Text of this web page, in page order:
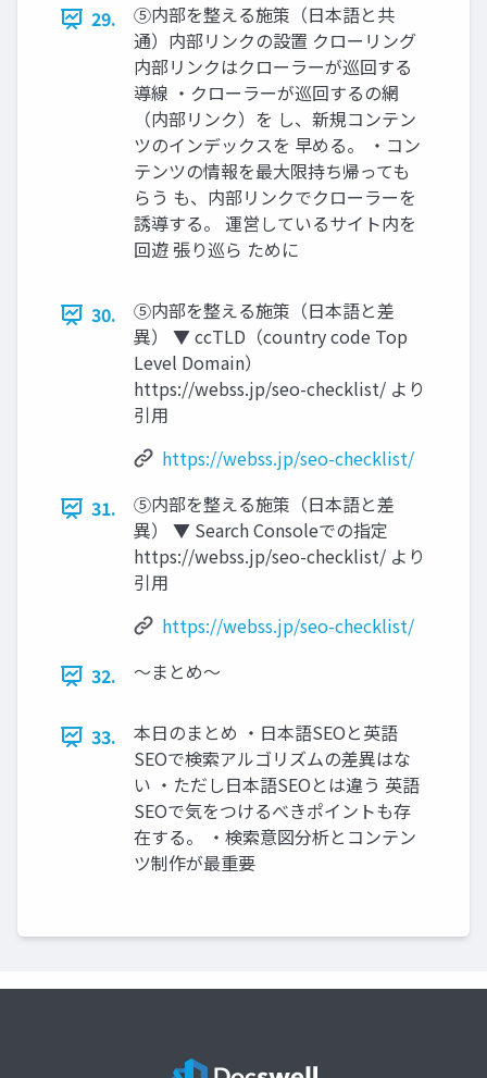
29.
⑤内部を整える施策（日本語と共
通）内部リンクの設置 クローリング
内部リンクはクローラーが巡回する
導線 ・クローラーが巡回するの網
（内部リンク）を し、新規コンテン
ツのインデックスを 早める。 ・コン
テンツの情報を最大限持ち帰っても
らう も、内部リンクでクローラーを
誘導する。 運営しているサイト内を
回遊 張り巡ら ために
30.
⑤内部を整える施策（日本語と差
異） ▼ ccTLD（country code Top
Level Domain）
https://webss.jp/seo-checklist/ より
引用
https://webss.jp/seo-checklist/
31.
⑤内部を整える施策（日本語と差
異） ▼ Search Consoleでの指定
https://webss.jp/seo-checklist/ より
引用
https://webss.jp/seo-checklist/
32.
〜まとめ〜
33.
本日のまとめ ・日本語SEOと英語
SEOで検索アルゴリズムの差異はな
い ・ただし日本語SEOとは違う 英語
SEOで気をつけるべきポイントも存
在する。 ・検索意図分析とコンテン
ツ制作が最重要